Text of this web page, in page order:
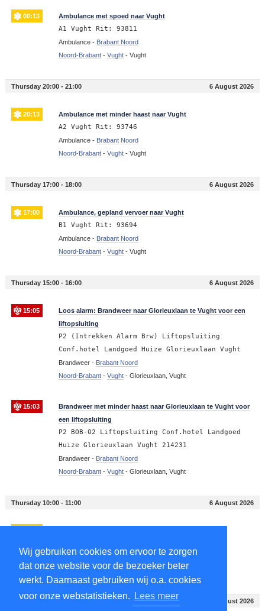
Wij gebruiken cookies om ervoor te zorgen
dat onze website voor de bezoeker beter
werkt. Daarnaast gebruiken wij o.a. cookies
voor onze webstatistieken.
Lees meer
00:13 Ambulance met spoed naar Vught
A1 Vught Rit: 93811
Ambulance - Brabant Noord
Noord-Brabant- Vught- Vught
Thursday 20:00 - 21:00 6 August 2026
20:13 Ambulance met minder haast naar Vught
A2 Vught Rit: 93746
Ambulance - Brabant Noord
Noord-Brabant- Vught- Vught
Thursday 17:00 - 18:00 6 August 2026
17:00 Ambulance, gepland vervoer naar Vught
B1 Vught Rit: 93694
Ambulance - Brabant Noord
Noord-Brabant- Vught- Vught
Thursday 15:00 - 16:00 6 August 2026
15:05
Loos alarm: Brandweer naar Glorieuxlaan te Vught voor een
liftopsluiting
P2 (Intrekken Alarm Brw) Liftopsluiting
Conf.hotel Landgoed Huize Glorieuxlaan Vught
Brandweer - Brabant Noord
Noord-Brabant- Vught- Glorieuxlaan, Vught
15:03
Brandweer met minder haast naar Glorieuxlaan te Vught voor
een liftopsluiting
P2 BOB-02 Liftopsluiting Conf.hotel Landgoed
Huize Glorieuxlaan Vught 214231
Brandweer - Brabant Noord
Noord-Brabant- Vught- Glorieuxlaan, Vught
Thursday 10:00 - 11:00 6 August 2026
Ambulance -Brabant Noord
Noord-Brabant-Vught -Vught
Thursday 07:00 - 8:00 6 August 2026